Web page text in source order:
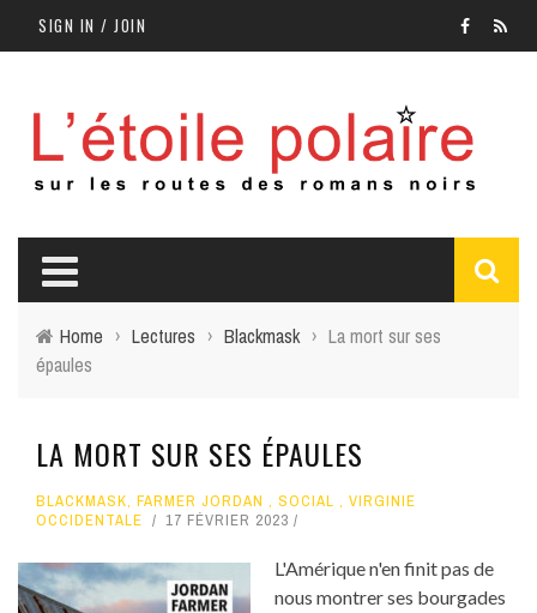
SIGN IN / JOIN
Home › Lectures › Blackmask › La mort sur ses
épaules
LA MORT SUR SES ÉPAULES
BLACKMASK, FARMER JORDAN , SOCIAL , VIRGINIE
OCCIDENTALE
17 FÉVRIER 2023
L'Amérique n'en finit pas de
nous montrer ses bourgades